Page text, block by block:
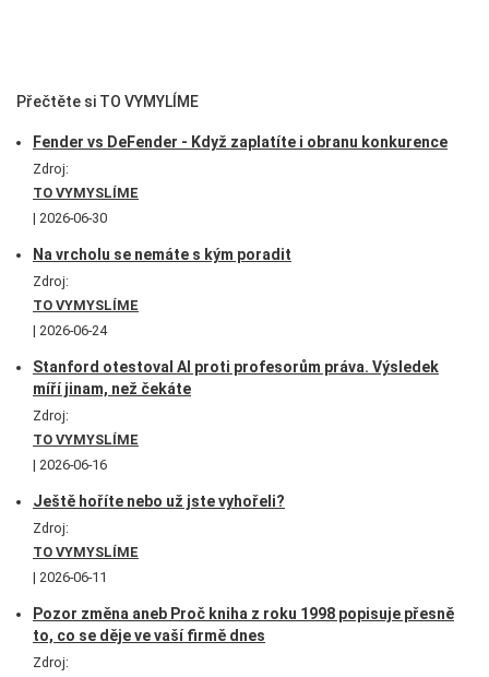
Přečtěte si TO VYMYLÍME
Fender vs DeFender - Když zaplatíte i obranu konkurence
Zdroj:
TO VYMYSLÍME
2026-06-30
Na vrcholu se nemáte s kým poradit
Zdroj:
TO VYMYSLÍME
2026-06-24
Stanford otestoval AI proti profesorům práva. Výsledek
míří jinam, než čekáte
Zdroj:
TO VYMYSLÍME
2026-06-16
Ještě hoříte nebo už jste vyhořeli?
Zdroj:
TO VYMYSLÍME
2026-06-11
Pozor změna aneb Proč kniha z roku 1998 popisuje přesně
to, co se děje ve vaší firmě dnes
Zdroj: